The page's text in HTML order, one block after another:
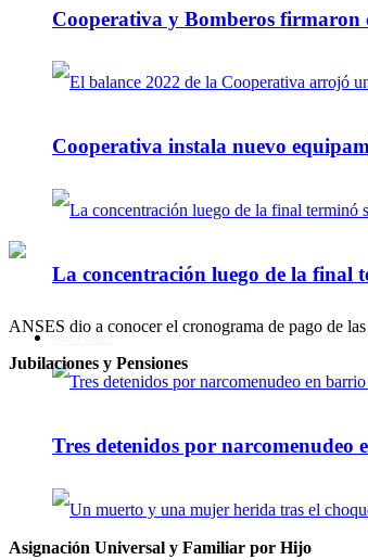
Cooperativa y Bomberos firmaron
Cooperativa instala nuevo
La concentración luego de la final
Tres detenidos por
ANSES dio a conocer el cronograma de pago de
Jubilaciones y Pensiones
Asignación Universal y Familiar por Hijo